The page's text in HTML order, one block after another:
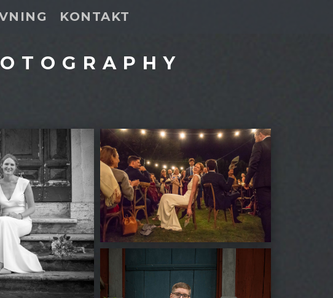
KONTAKT